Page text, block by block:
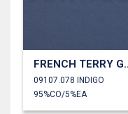
09107.078 INDIGO
95%CO/5%EA